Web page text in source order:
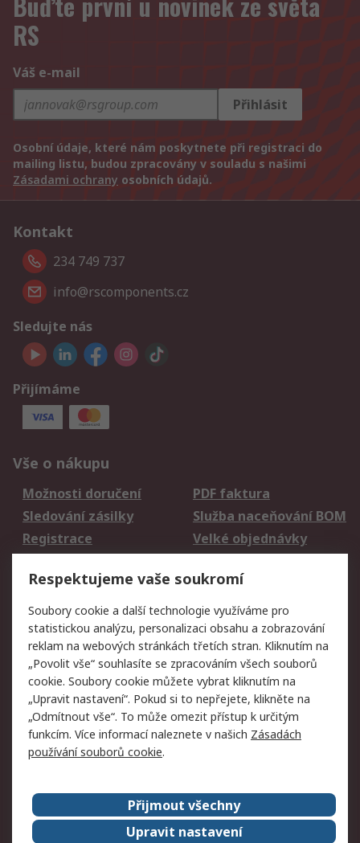
RS
Váš e-mail
Přihlásit
Osobní údaje, které nám poskytnete při registraci do
mailing listu, budou zpracovány v souladu s našimi
Zásadami ochrany osobních údajů.
Kontakt
234 749 737
info@rscomponents.cz
Sledujte nás
Přijímáme
Vše o nákupu
Možnosti doručení
PDF faktura
Sledování zásilky
Služba naceňování BOM
Registrace
Velké objednávky
Právní
Autorská práva
Obchodní podmínky
společnosti RS
Prohlášení o ochraně
údajů
Zabezpečení
elektronické pošty
Zásady pro soubory
cookie
Zásady ochrany
osobních údajů
Kontakt
O naší společnosti
RS Group
Respektujeme vaše soukromí
Soubory cookie a další technologie využíváme pro
statistickou analýzu, personalizaci obsahu a zobrazování
reklam na webových stránkách třetích stran. Kliknutím na
„Povolit vše“ souhlasíte se zpracováním všech souborů
cookie. Soubory cookie můžete vybrat kliknutím na
„Upravit nastavení“. Pokud si to nepřejete, klikněte na
„Odmítnout vše“. To může omezit přístup k určitým
funkcím. Více informací naleznete v našich Zásadách
používání souborů cookie.
Přijmout všechny
Upravit nastavení